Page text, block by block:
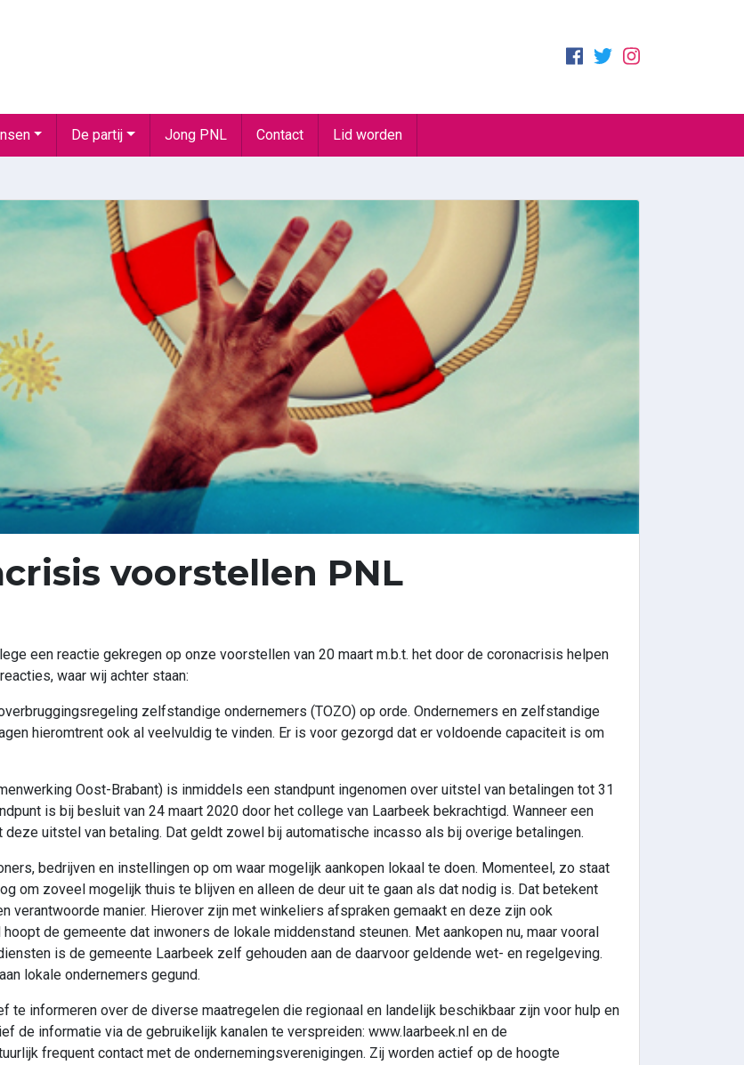
De partij Jong PNL Contact Lid worden
voorstellen PNL
een reactie gekregen op onze voorstellen van 20 maart m.b.t. het door de coronacrisis helpen
waar wij achter staan:
zelfstandige ondernemers (TOZO) op orde. Ondernemers en zelfstandige
hieromtrent ook al veelvuldig te vinden. Er is voor gezorgd dat er voldoende capaciteit is om
Oost-Brabant) is inmiddels een standpunt ingenomen over uitstel van betalingen tot 31
is bij besluit van 24 maart 2020 door het college van Laarbeek bekrachtigd. Wanneer een
uitstel van betaling. Dat geldt zowel bij automatische incasso als bij overige betalingen.
bedrijven en instellingen op om waar mogelijk aankopen lokaal te doen. Momenteel, zo staat
om zoveel mogelijk thuis te blijven en alleen de deur uit te gaan als dat nodig is. Dat betekent
verantwoorde manier. Hierover zijn met winkeliers afspraken gemaakt en deze zijn ook
de gemeente dat inwoners de lokale middenstand steunen. Met aankopen nu, maar vooral
is de gemeente Laarbeek zelf gehouden aan de daarvoor geldende wet- en regelgeving.
lokale ondernemers gegund.
informeren over de diverse maatregelen die regionaal en landelijk beschikbaar zijn voor hulp en
de informatie via de gebruikelijk kanalen te verspreiden: www.laarbeek.nl en de
frequent contact met de ondernemingsverenigingen. Zij worden actief op de hoogte